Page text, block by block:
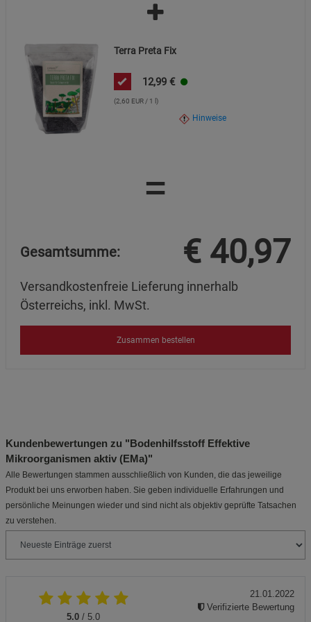
Terra Preta Fix
12,99 €
(2,60 EUR / 1 l)
Hinweise
=
Gesamtsumme: € 40,97
Versandkostenfreie Lieferung innerhalb
Österreichs, inkl. MwSt.
Zusammen bestellen
Kundenbewertungen zu "Bodenhilfsstoff Effektive
Mikroorganismen aktiv (EMa)"
Alle Bewertungen stammen ausschließlich von Kunden, die das jeweilige
Produkt bei uns erworben haben. Sie geben individuelle Erfahrungen und
persönliche Meinungen wieder und sind nicht als objektiv geprüfte Tatsachen
zu verstehen.
5.0 / 5.0
21.01.2022
Verifizierte Bewertung